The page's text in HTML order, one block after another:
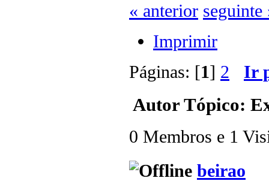
« anterior seguinte
Imprimir
Páginas: [1] 2 Ir
AutorTópico:
0 Membros e 1
beirao